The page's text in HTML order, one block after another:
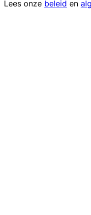
Lees onze beleid en